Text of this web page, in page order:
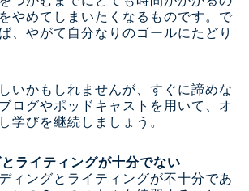
やめてしまいたくなるものです。で
、やがて自分なりのゴールにたどり
いかもしれませんが、すぐに諦めな
ログやポッドキャストを用いて、オ
学びを継続しましょう。
ライティングが十分でない
ィングとライティングが不十分であ